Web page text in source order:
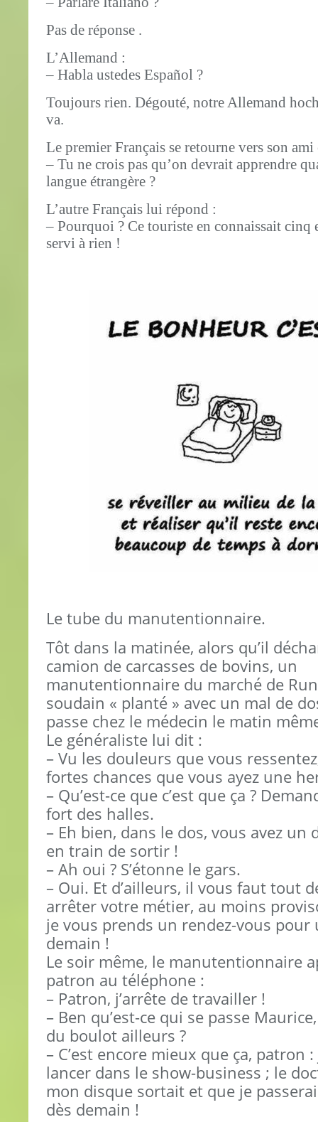
Pas de réponse .
L’Allemand :
– Habla ustedes Español ?
Toujours rien. Dégouté, notre Allemand
va.
Le premier Français se retourne vers son
– Tu ne crois pas qu’on devrait apprendre
langue étrangère ?
L’autre Français lui répond :
– Pourquoi ? Ce touriste en connaissait cinq
servi à rien !
Le tube du manutentionnaire.
Tôt dans la matinée, alors qu’il
camion de carcasses de bovins, un
manutentionnaire du marché de
soudain « planté » avec un mal de
passe chez le médecin le matin
Le généraliste lui dit :
– Vu les douleurs que vous
fortes chances que vous ayez une
– Qu’est-ce que c’est que ça ?
fort des halles.
– Eh bien, dans le dos, vous avez un
en train de sortir !
– Ah oui ? S’étonne le gars.
– Oui. Et d’ailleurs, il vous faut tout
arrêter votre métier, au moins
je vous prends un rendez-vous pour
demain !
Le soir même, le manutentionnaire
patron au téléphone :
– Patron, j’arrête de travailler !
– Ben qu’est-ce qui se passe
du boulot ailleurs ?
– C’est encore mieux que ça, patron
lancer dans le show-business ; le
mon disque sortait et que je
dès demain !